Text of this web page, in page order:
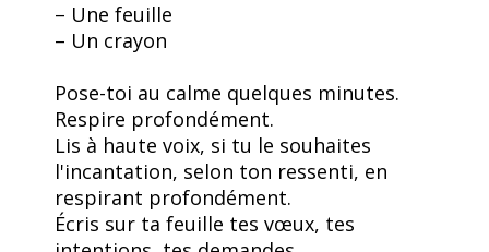
– Une feuille
– Un crayon
Pose-toi au calme quelques minutes.
Respire profondément.
Lis à haute voix, si tu le souhaites
l'incantation, selon ton ressenti, en
respirant profondément.
Écris sur ta feuille tes vœux, tes